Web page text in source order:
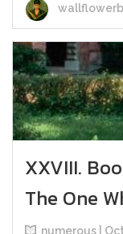
XXVIII.
The One
numerous |